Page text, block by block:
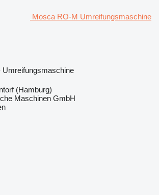
Mosca RO-M Umreifungsmaschine
Umreifungsmaschine
(Hamburg)
Maschinen GmbH